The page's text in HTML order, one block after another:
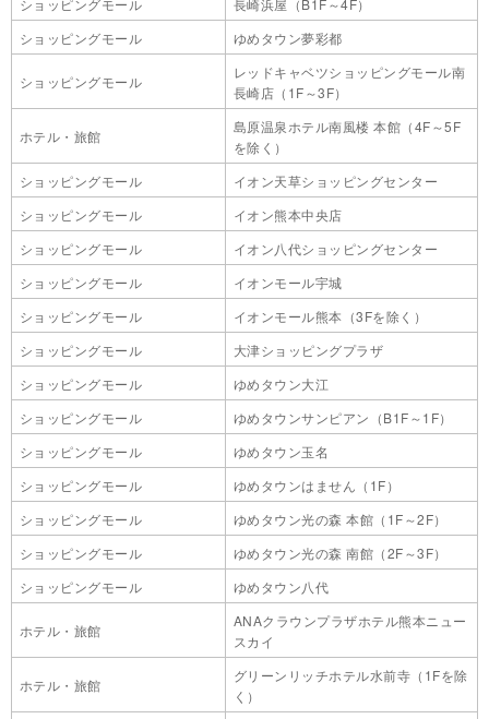
ショッピングモール
長崎浜屋（B1F～4F）
ショッピングモール
ゆめタウン夢彩都
ショッピングモール
レッドキャベツショッピングモール南
長崎店（1F～3F）
ホテル・旅館
島原温泉ホテル南風楼 本館（4F～5F
を除く）
ショッピングモール
イオン天草ショッピングセンター
ショッピングモール
イオン熊本中央店
ショッピングモール
イオン八代ショッピングセンター
ショッピングモール
イオンモール宇城
ショッピングモール
イオンモール熊本（3Fを除く）
ショッピングモール
大津ショッピングプラザ
ショッピングモール
ゆめタウン大江
ショッピングモール
ゆめタウンサンピアン（B1F～1F）
ショッピングモール
ゆめタウン玉名
ショッピングモール
ゆめタウンはません（1F）
ショッピングモール
ゆめタウン光の森 本館（1F～2F）
ショッピングモール
ゆめタウン光の森 南館（2F～3F）
ショッピングモール
ゆめタウン八代
ホテル・旅館
ANAクラウンプラザホテル熊本ニュー
スカイ
ホテル・旅館
グリーンリッチホテル水前寺（1Fを除
く）